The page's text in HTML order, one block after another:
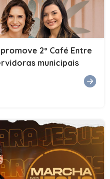
2º Café Entre
municipais